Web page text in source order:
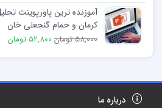
آموزنده ترین پاورپوینت
کرمان و حمام گنجعلی خان
58,000 تومان 52,800 تومان
درباره ما